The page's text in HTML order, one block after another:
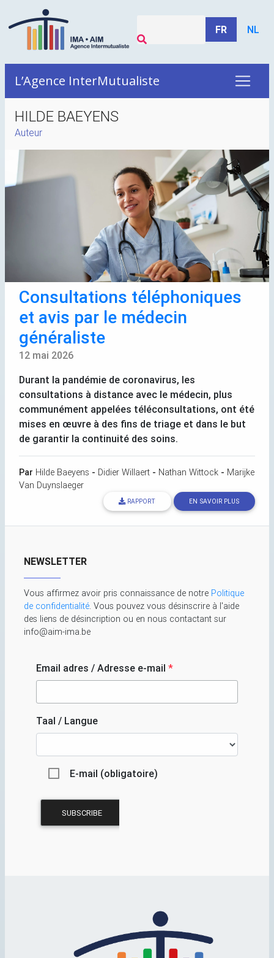
FR NL
L’Agence InterMutualiste
HILDE BAEYENS
Auteur
Consultations téléphoniques
et avis par le médecin
généraliste
12 mai 2026
Durant la pandémie de coronavirus, les
consultations à distance avec le médecin, plus
communément appelées téléconsultations, ont été
mises en œuvre à des fins de triage et dans le but
de garantir la continuité des soins.
Par Hilde Baeyens - Didier Willaert - Nathan Wittock - Marijke
Van Duynslaeger
RAPPORT EN SAVOIR PLUS
NEWSLETTER
Vous affirmez avoir pris connaissance de notre Politique
de confidentialité. Vous pouvez vous désinscrire à l'aide
des liens de désincription ou en nous contactant sur
info@aim-ima.be
Email adres / Adresse e-mail *
Taal / Langue
E-mail (obligatoire)